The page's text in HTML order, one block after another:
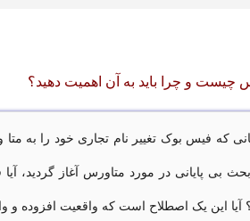
چیست و چرا باید به آن اهمیت دهید؟
که فیس بوک تغییر نام تجاری خود را به متا
بی پایانی در مورد متاورس آغاز گردید،
این یک اصطلاح است که واقعیت افزوده و